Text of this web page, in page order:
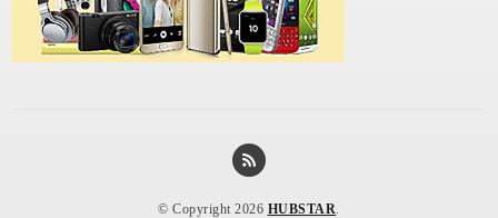
© Copyright 2026 HUBSTAR.